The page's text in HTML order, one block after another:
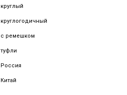
круглый
круглогодичный
с ремешком
туфли
Россия
Китай